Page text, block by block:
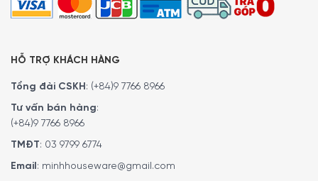
HỖ TRỢ KHÁCH HÀNG
Tổng đài CSKH: (+84)9 7766 8966
Tư vấn bán hàng:
(+84)9 7766 8966
TMĐT: 03 9799 6774
Email: minhhouseware@gmail.com